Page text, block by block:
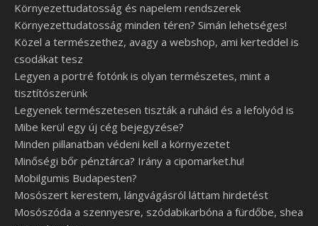
Környezettudatosság és napelem rendszerek
Környezettudatosság minden téren? Simán lehetséges!
Közel a természethez, avagy a webshop, ami kerteddel is
csodákat tesz
Legyen a portré fotónk is olyan természetes, mint a
tisztítószerünk
Legyenek természetesen tiszták a ruháid és a lefolyód is
Mibe kerül egy új cég bejegyzése?
Minden pillanatban védeni kell a környezetet
Minőségi bőr pénztárca? Irány a cipomarket.hu!
Mobilgumis Budapesten?
Mosószert kerestem, lángvágásról láttam hirdetést
Mosószóda a szennyesre, szódabikarbóna a fürdőbe, shea